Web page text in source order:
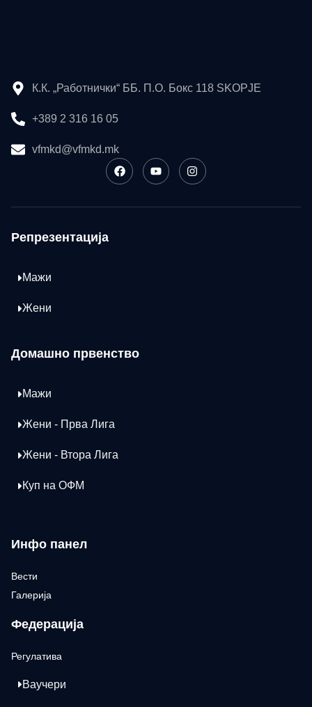
К.К. „Работнички“ ББ. П.О. Бокс 118 SKOPJE
+389 2 316 16 05
vfmkd@vfmkd.mk
Репрезентација
Мажи
Жени
Домашно првенство
Мажи
Жени - Прва Лига
Жени - Втора Лига
Куп на ОФМ
Инфо панел
Вести
Галерија
Федерација
Регулатива
Ваучери